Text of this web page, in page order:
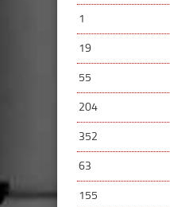
1
19
55
204
352
63
155